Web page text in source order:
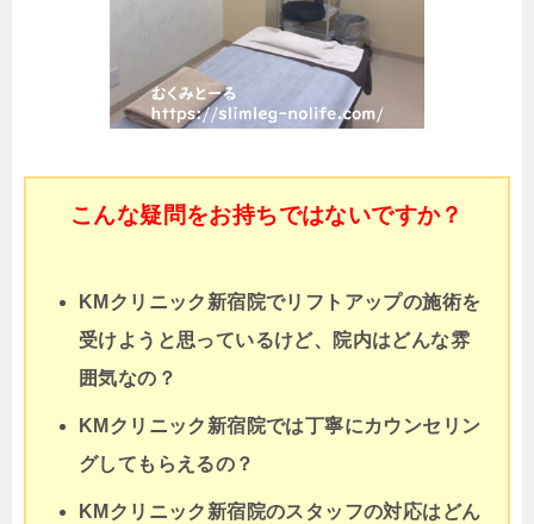
こんな疑問をお持ちではないですか？
KMクリニック新宿院でリフトアップの施術を
受けようと思っているけど、院内はどんな雰
囲気なの？
KMクリニック新宿院では丁寧にカウンセリン
グしてもらえるの？
KMクリニック新宿院のスタッフの対応はどん